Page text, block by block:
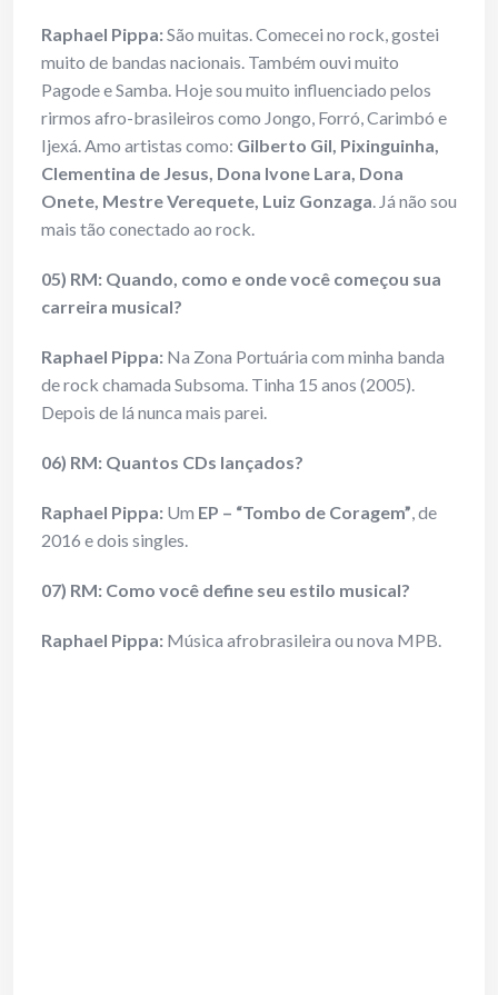
Raphael Pippa:São muitas. Comecei no rock, gostei
muito de bandas nacionais. Também ouvi muito
Pagode e Samba. Hoje sou muito influenciado pelos
rirmos afro-brasileiros como Jongo, Forró, Carimbó e
Ijexá. Amo artistas como: Gilberto Gil, Pixinguinha,
Clementina de Jesus, Dona Ivone Lara, Dona
Onete, Mestre Verequete, Luiz Gonzaga. Já não sou
mais tão conectado ao rock.
05) RM: Quando, como e onde você começou sua
carreira musical?
Raphael Pippa: Na Zona Portuária com minha banda
de rock chamada Subsoma. Tinha 15 anos (2005).
Depois de lá nunca mais parei.
06) RM: Quantos CDs lançados?
Raphael Pippa: Um EP – “Tombo de Coragem”, de
2016 e dois singles.
07) RM: Como você define seu estilo musical?
Raphael Pippa: Música afrobrasileira ou nova MPB.